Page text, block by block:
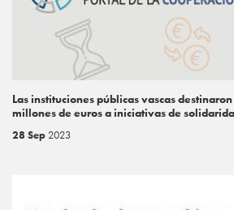
Las instituciones públicas vascas
millones de euros a iniciativas de
28 Sep 2023